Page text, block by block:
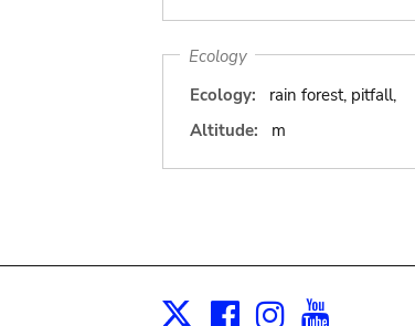
Ecology
Ecology:
rain forest, pitfall,
Altitude:
m
X Facebook
Instagram